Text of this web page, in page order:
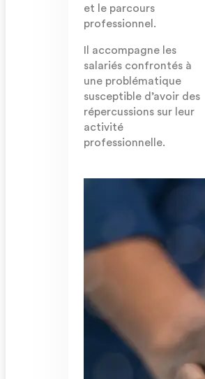
et le parcours
professionnel.
Il accompagne les
salariés confrontés à
une problématique
susceptible d’avoir des
répercussions sur leur
activité
professionnelle.